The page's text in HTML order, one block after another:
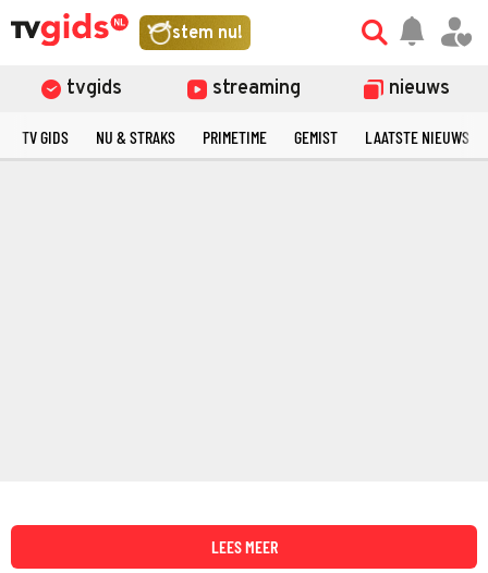
stem nu!
tvgids streaming nieuws
TV GIDS NU & STRAKS PRIMETIME GEMIST LAATSTE NIEUWS
LEES MEER